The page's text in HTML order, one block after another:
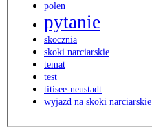
polen
pytanie
skocznia
skoki narciarskie
temat
test
titisee-neustadt
wyjazd na skoki narciarskie